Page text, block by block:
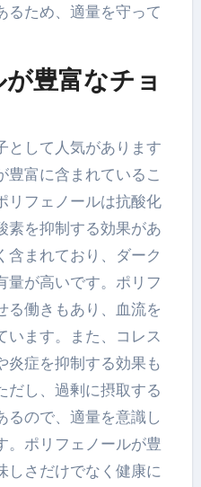
るため、適量を守って
豊富なチョ
として人気があります
豊富に含まれているこ
リフェノールは抗酸化
素を抑制する効果があ
含まれており、ダーク
量が高いです。ポリフ
る働きもあり、血流を
います。また、コレス
炎症を抑制する効果も
だし、過剰に摂取する
るので、適量を意識し
。ポリフェノールが豊
しさだけでなく健康に